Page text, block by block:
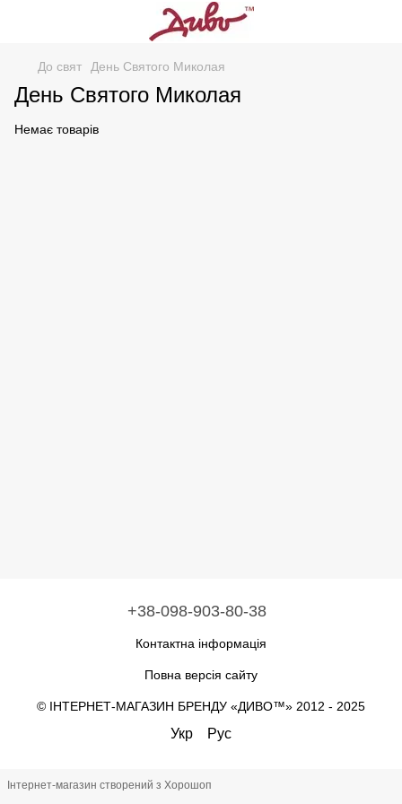
До свят День Святого Миколая
День Святого Миколая
Немає товарів
+38-098-903-80-38
Контактна інформація
Повна версія сайту
© ІНТЕРНЕТ-МАГАЗИН БРЕНДУ «ДИВО™» 2012 - 2025
Укр Рус
Інтернет-магазин створений з Хорошоп